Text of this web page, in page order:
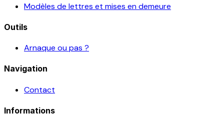
Modèles de lettres et mises en demeure
Outils
Arnaque ou pas ?
Navigation
Contact
Informations